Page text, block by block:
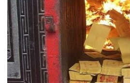
IT Times
生成式AI與雲端應用
Enterprise Digital Transformation
特集